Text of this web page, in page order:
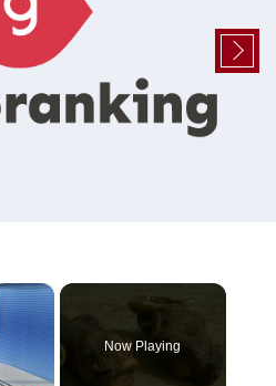
×
Now Playing